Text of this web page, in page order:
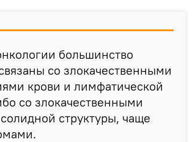
большинство
со злокачественными
крови и лимфатической
со злокачественными
структуры, чаще